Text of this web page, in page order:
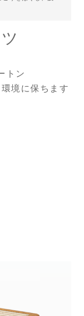
トン
境に保ちます